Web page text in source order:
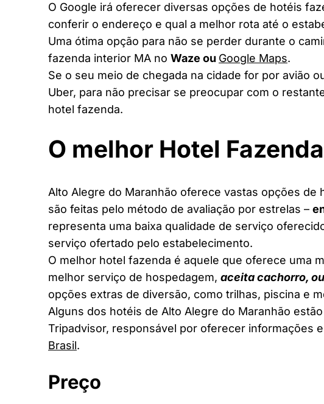
O Google irá oferecer diversas opções de hotéis
conferir o endereço e qual a melhor rota até o
Uma ótima opção para não se perder durante o
fazenda interior MA no Waze ou Google Maps.
Se o seu meio de chegada na cidade for por avião
Uber, para não precisar se preocupar com o
hotel fazenda.
O melhor Hotel
Alto Alegre do Maranhão oferece vastas opções
são feitas pelo método de avaliação por estrelas –
representa uma baixa qualidade de serviço
serviço ofertado pelo estabelecimento.
O melhor hotel fazenda é aquele que oferece uma
melhor serviço de hospedagem, aceita cachorro,
opções extras de diversão, como trilhas, piscina e
Alguns dos hotéis de Alto Alegre do Maranhão
Tripadvisor, responsável por oferecer informações
Brasil.
Preço